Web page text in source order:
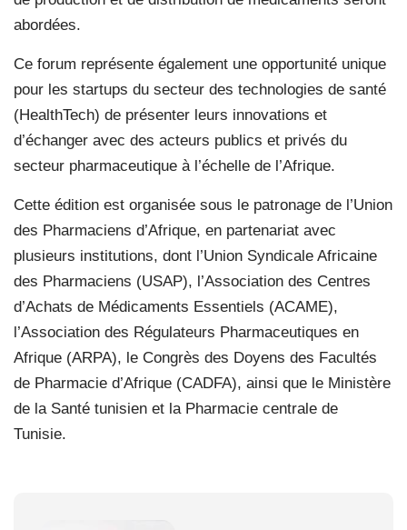
abordées.
Ce forum représente également une opportunité unique
pour les startups du secteur des technologies de santé
(HealthTech) de présenter leurs innovations et
d’échanger avec des acteurs publics et privés du
secteur pharmaceutique à l’échelle de l’Afrique.
Cette édition est organisée sous le patronage de l’Union
des Pharmaciens d’Afrique, en partenariat avec
plusieurs institutions, dont l’Union Syndicale Africaine
des Pharmaciens (USAP), l’Association des Centres
d’Achats de Médicaments Essentiels (ACAME),
l’Association des Régulateurs Pharmaceutiques en
Afrique (ARPA), le Congrès des Doyens des Facultés
de Pharmacie d’Afrique (CADFA), ainsi que le Ministère
de la Santé tunisien et la Pharmacie centrale de
Tunisie.